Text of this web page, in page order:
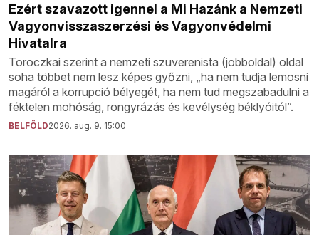
Ezért szavazott igennel a Mi Hazánk a Nemzeti
Vagyonvisszaszerzési és Vagyonvédelmi
Hivatalra
Toroczkai szerint a nemzeti szuverenista (jobboldal) oldal
soha többet nem lesz képes győzni, „ha nem tudja lemosni
magáról a korrupció bélyegét, ha nem tud megszabadulni a
féktelen mohóság, rongyrázás és kevélység béklyóitól”.
BELFÖLD2026. aug. 9. 15:00